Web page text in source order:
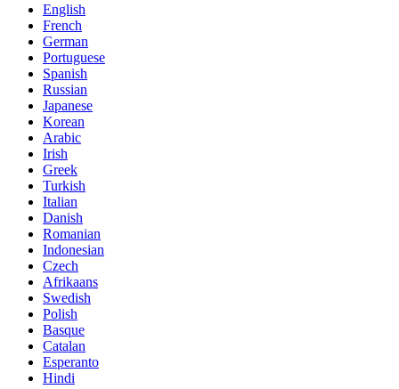
English
French
German
Portuguese
Spanish
Russian
Japanese
Korean
Arabic
Irish
Greek
Turkish
Italian
Danish
Romanian
Indonesian
Czech
Afrikaans
Swedish
Polish
Basque
Catalan
Esperanto
Hindi